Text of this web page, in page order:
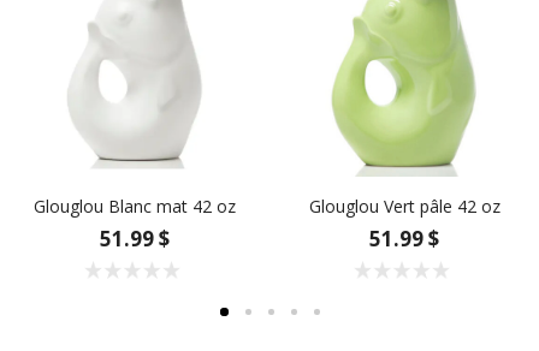
Glouglou Blanc mat 42 oz
51.99 $
Glouglou Vert pâle 42 oz
51.99 $